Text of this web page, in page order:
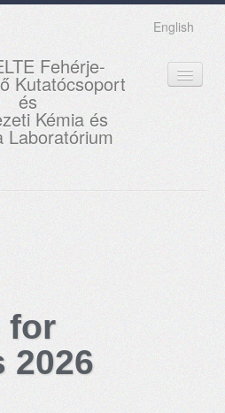
English
Fehérje-
Kutatócsoport
és
Kémia és
Laboratórium
for
2026